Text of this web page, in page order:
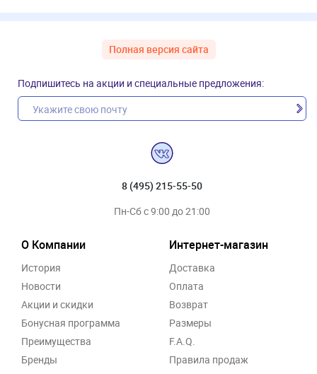
Полная версия сайта
Подпишитесь на акции и специальные предложения:
8 (495) 215-55-50
Пн-Сб с 9:00 до 21:00
О Компании
История
Новости
Акции и скидки
Бонусная программа
Преимущества
Бренды
Интернет-магазин
Доставка
Оплата
Возврат
Размеры
F.A.Q.
Правила продаж